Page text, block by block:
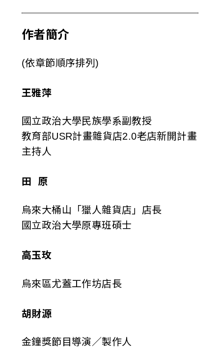
作者簡介
(依章節順序排列)
王雅萍
國立政治大學民族學系副教授
教育部USR計畫雜貨店2.0老店新開計畫
主持人
田 原
烏來大桶山「獵人雜貨店」店長
國立政治大學原專班碩士
高玉玫
烏來區尤蓋工作坊店長
胡財源
金鐘獎節目導演／製作人